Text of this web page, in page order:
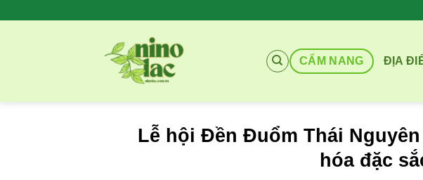
CẨM NANG ĐỊA
Lễ hội Đền Đuổm Thái
hóa đặc